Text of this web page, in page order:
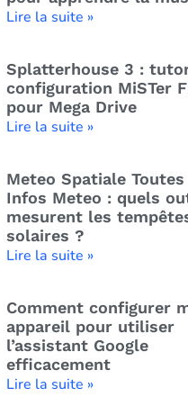
Lire la suite »
Splatterhouse 3 :
configuration MiSTer
pour Mega Drive
Lire la suite »
Meteo Spatiale Toutes
Infos Meteo : quels
mesurent les
solaires ?
Lire la suite »
Comment configurer
appareil pour utiliser
l’assistant Google
efficacement
Lire la suite »